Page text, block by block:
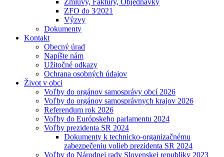
Zmluvy, Faktúry, Objednávky
ZFO do 3⁄2021
Výzvy
Dokumenty
Kontakt
Obecný úrad
Napíšte nám
Užitočné odkazy
Ochrana osobných údajov
Život v obci
Voľby do orgánov samosprávy obcí 2026
Voľby do orgánov samosprávnych krajov 2026
Referendum rok 2026
Voľby do Európskeho parlamentu 2024
Voľby prezidenta SR 2024
Dokumenty k technicko-organizačnému
zabezpečeniu volieb prezidenta SR 2024
Voľby do Národnej rady Slovenskej republiky 2023